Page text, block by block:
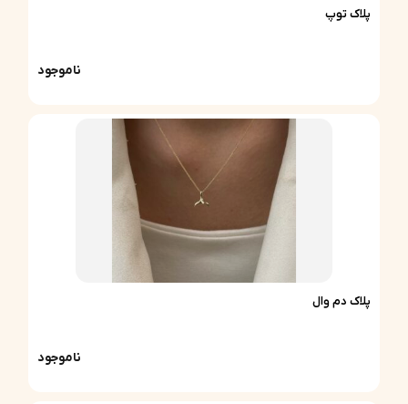
پلاک توپ
ناموجود
پلاک دم وال
ناموجود